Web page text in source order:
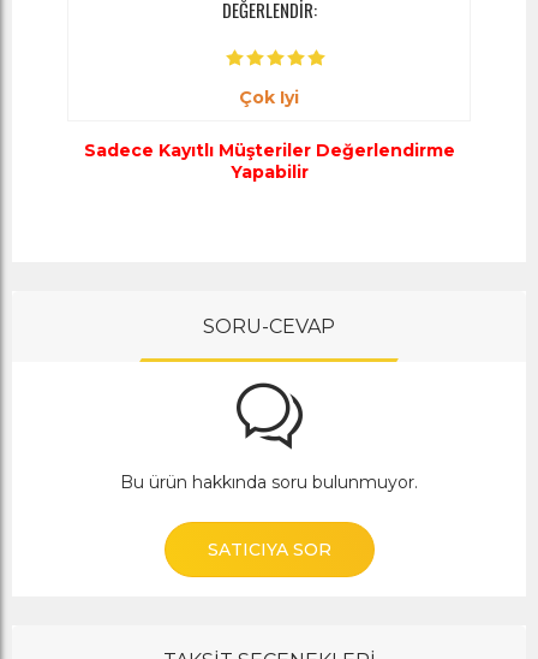
DEĞERLENDİR:
Çok Iyi
Sadece Kayıtlı Müşteriler Değerlendirme
Yapabilir
SORU-CEVAP
Bu ürün hakkında soru bulunmuyor.
SATICIYA SOR